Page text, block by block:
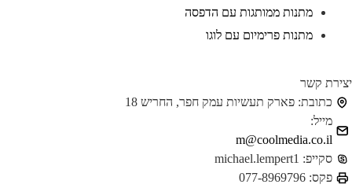
מתנות ממותגות עם הדפסה
מתנות פרימיום עם לוגו
קשר
כתובת:פארק תעשיות עמק חפר, החריש 18
מייל:
m@coolmedia.co.il
סקייפ:michael.lempert1
פקס:077-8969796